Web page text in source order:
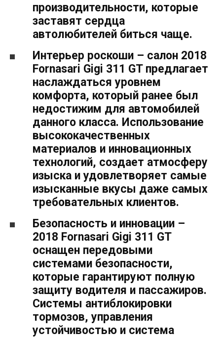
производительности, которые
заставят сердца
автолюбителей биться чаще.
Интерьер роскоши – салон 2018
Fornasari Gigi 311 GT предлагает
наслаждаться уровнем
комфорта, который ранее был
недостижим для автомобилей
данного класса. Использование
высококачественных
материалов и инновационных
технологий, создает атмосферу
изыска и удовлетворяет самые
изысканные вкусы даже самых
требовательных клиентов.
Безопасность и инновации –
2018 Fornasari Gigi 311 GT
оснащен передовыми
системами безопасности,
которые гарантируют полную
защиту водителя и пассажиров.
Системы антиблокировки
тормозов, управления
устойчивостью и система